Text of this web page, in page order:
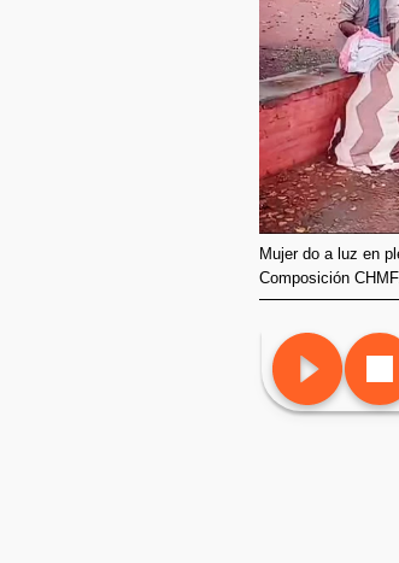
Mujer do a luz en
Composición CHMF.